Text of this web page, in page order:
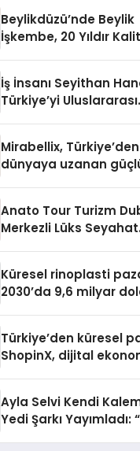
Beylikdüzü’nde Beylik
İşkembe, 20 Yıldır
İş İnsanı Seyithan
Türkiye’yi Uluslararası
Mirabellix, Türkiye’den
dünyaya uzanan
Anato Tour Turizm
Merkezli Lüks Seyahat
Küresel rinoplasti
2030’da 9,6 milyar
Türkiye’den küresel
ShopinX, dijital
Ayla Selvi Kendi
Yedi Şarkı Yayımladı: